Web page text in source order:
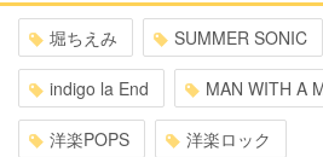
堀ちえみ SUMMER SONIC
indigo la End MAN WITH A
洋楽POPS 洋楽ロック